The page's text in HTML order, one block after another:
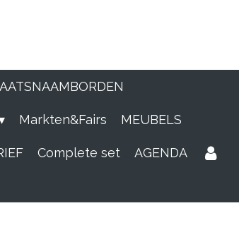
Markten&Fairs MEUBELS
Complete set AGENDA